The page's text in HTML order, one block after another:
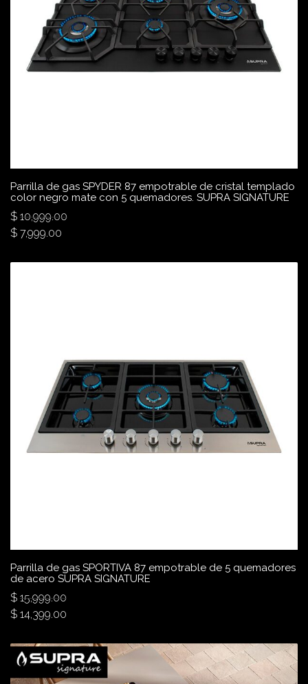
Parrilla de gas SPYDER 87 empotrable de cristal templado
color negro mate con 5 quemadores. SUPRA SIGNATURE
$ 10,999.00
$ 7,999.00
Parrilla de gas SPORTIVA 87 empotrable de 5 quemadores
de acero SUPRA SIGNATURE
$ 15,999.00
$ 14,399.00